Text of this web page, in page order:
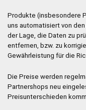
Produkte (insbesondere
uns automatisiert von
der Lage, die Daten zu
entfernen, bzw. zu
Gewährleistung für die
Die Preise werden
Partnershops neu
Preisunterschieden